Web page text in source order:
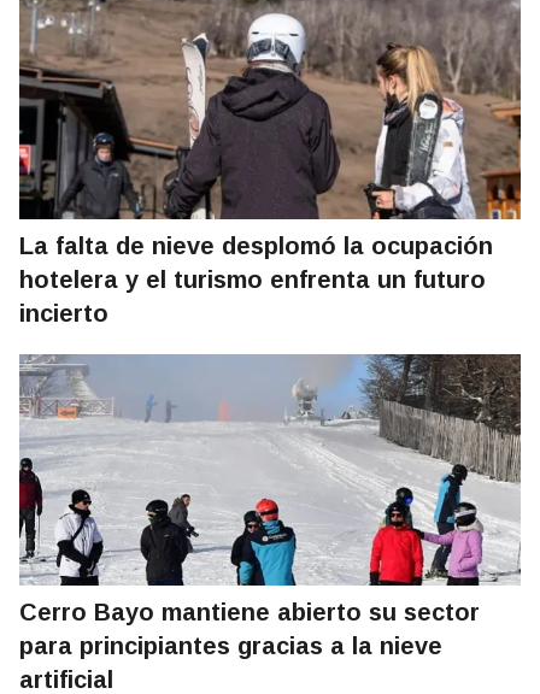
La falta de nieve desplomó la ocupación
hotelera y el turismo enfrenta un futuro
incierto
Cerro Bayo mantiene abierto su sector
para principiantes gracias a la nieve
artificial